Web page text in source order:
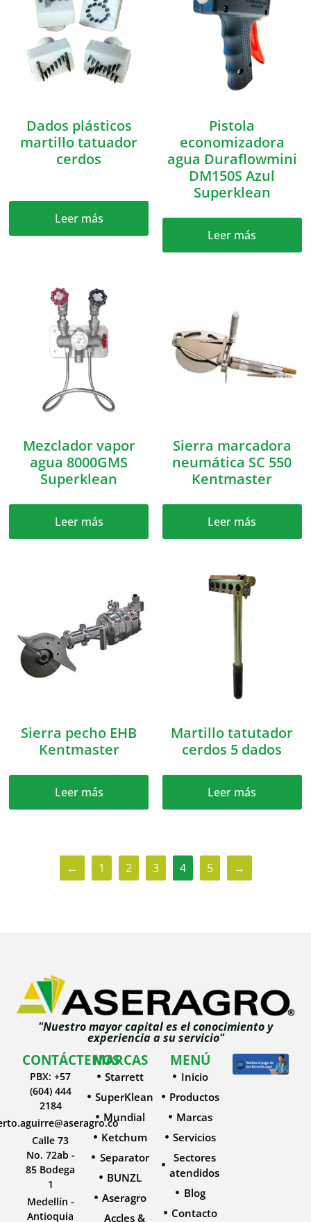
Dados plásticos
martillo tatuador
cerdos
Leer más
Pistola
economizadora
agua Duraflowmini
DM150S Azul
Superklean
Leer más
Mezclador vapor
agua 8000GMS
Superklean
Leer más
Sierra marcadora
neumática SC 550
Kentmaster
Leer más
Sierra pecho EHB
Kentmaster
Leer más
Martillo tatutador
cerdos 5 dados
Leer más
← 1 2 3 4 5 →
"Nuestro mayor capital es el conocimiento y
experiencia a su servicio"
CONTÁCTENOS
PBX: +57
(604) 444
2184
Calle 73
No. 72ab -
85 Bodega
1
Medellín -
Antioquia
MARCAS
Starrett
SuperKlean
Mundial
Ketchum
Separator
BUNZL
Aseragro
Accles &
MENÚ
Inicio
Productos
Marcas
Servicios
Sectores
atendidos
Blog
Contacto